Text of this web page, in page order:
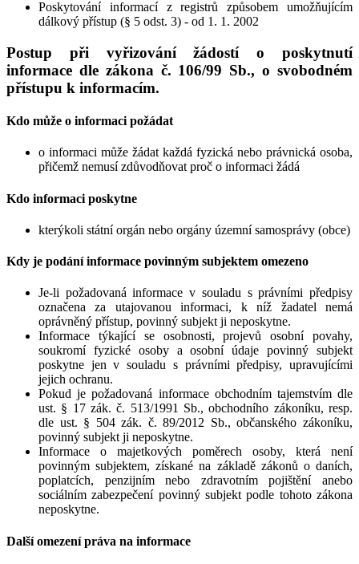
Poskytování informací z registrů způsobem umožňujícím
dálkový přístup (§ 5 odst. 3) - od 1. 1. 2002
Postup při vyřizování žádostí o poskytnutí
informace dle zákona č. 106/99 Sb., o svobodném
přístupu k informacím.
Kdo může o informaci požádat
o informaci může žádat každá fyzická nebo právnická osoba,
přičemž nemusí zdůvodňovat proč o informaci žádá
Kdo informaci poskytne
kterýkoli státní orgán nebo orgány územní samosprávy (obce)
Kdy je podání informace povinným subjektem omezeno
Je-li požadovaná informace v souladu s právními předpisy
označena za utajovanou informaci, k níž žadatel nemá
oprávněný přístup, povinný subjekt ji neposkytne.
Informace týkající se osobnosti, projevů osobní povahy,
soukromí fyzické osoby a osobní údaje povinný subjekt
poskytne jen v souladu s právními předpisy, upravujícími
jejich ochranu.
Pokud je požadovaná informace obchodním tajemstvím dle
ust. § 17 zák. č. 513/1991 Sb., obchodního zákoníku, resp.
dle ust. § 504 zák. č. 89/2012 Sb., občanského zákoníku,
povinný subjekt ji neposkytne.
Informace o majetkových poměrech osoby, která není
povinným subjektem, získané na základě zákonů o daních,
poplatcích, penzijním nebo zdravotním pojištění anebo
sociálním zabezpečení povinný subjekt podle tohoto zákona
neposkytne.
Další omezení práva na informace